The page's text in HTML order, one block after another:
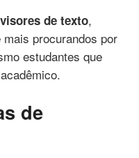
de texto,
procurandos por
estudantes que
de